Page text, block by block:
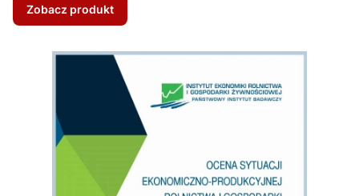
Zobacz produkt